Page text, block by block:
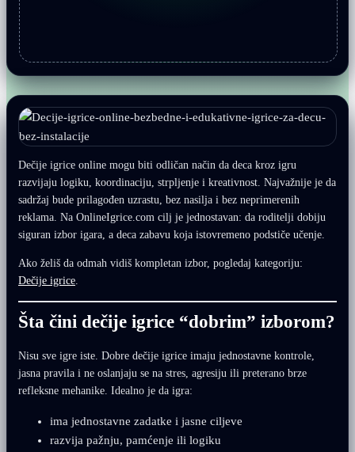
Dečije igrice online mogu biti odličan način da deca kroz igru
razvijaju logiku, koordinaciju, strpljenje i kreativnost. Najvažnije je da
sadržaj bude prilagođen uzrastu, bez nasilja i bez neprimerenih
reklama. Na OnlineIgrice.com cilj je jednostavan: da roditelji dobiju
siguran izbor igara, a deca zabavu koja istovremeno podstiče učenje.
Ako želiš da odmah vidiš kompletan izbor, pogledaj kategoriju:
Dečije igrice.
Šta čini dečije igrice “dobrim” izborom?
Nisu sve igre iste. Dobre dečije igrice imaju jednostavne kontrole,
jasna pravila i ne oslanjaju se na stres, agresiju ili preterano brze
refleksne mehanike. Idealno je da igra:
ima jednostavne zadatke i jasne ciljeve
razvija pažnju, pamćenje ili logiku